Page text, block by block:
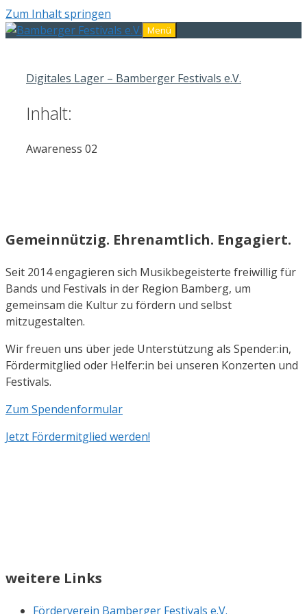
Zum Inhalt springen
Menü
Digitales Lager – Bamberger Festivals e.V.
Inhalt:
Awareness 02
Gemeinnützig. Ehrenamtlich. Engagiert.
Seit 2014 engagieren sich Musikbegeisterte freiwillig für
Bands und Festivals in der Region Bamberg, um
gemeinsam die Kultur zu fördern und selbst
mitzugestalten.
Wir freuen uns über jede Unterstützung als Spender:in,
Fördermitglied oder Helfer:in bei unseren Konzerten und
Festivals.
Zum Spendenformular
Jetzt Fördermitglied werden!
weitere Links
Förderverein Bamberger Festivals e.V.